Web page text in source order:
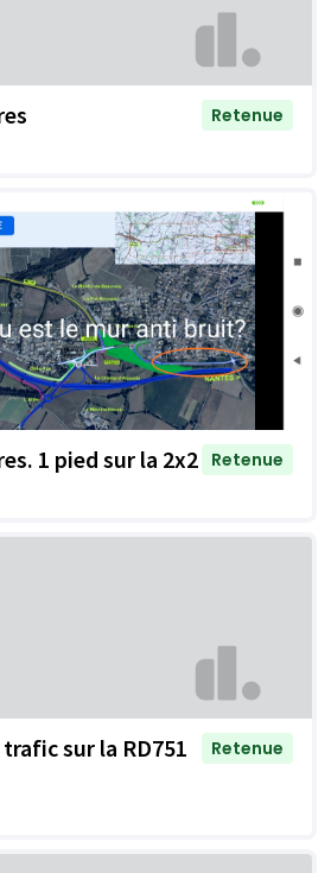
Retenue
1 pied sur la 2x2 Retenue
sur la RD751
Retenue